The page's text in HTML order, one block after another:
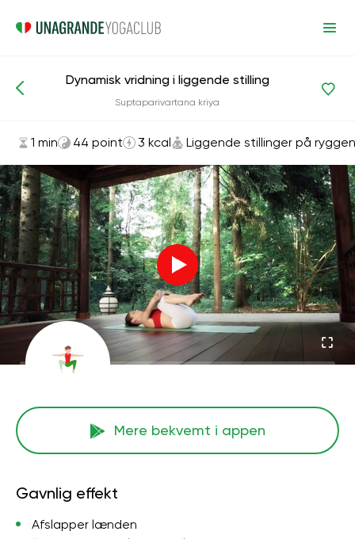
Asanas og øvelser Liggende stillinger på ryggen
Dynamisk vridning i liggende stilling
Suptaparivartana kriya
1 min 44 point 3 kcal Liggende stillinger på ryggen
Mere bekvemt i appen
Gavnlig effekt
Afslapper lænden